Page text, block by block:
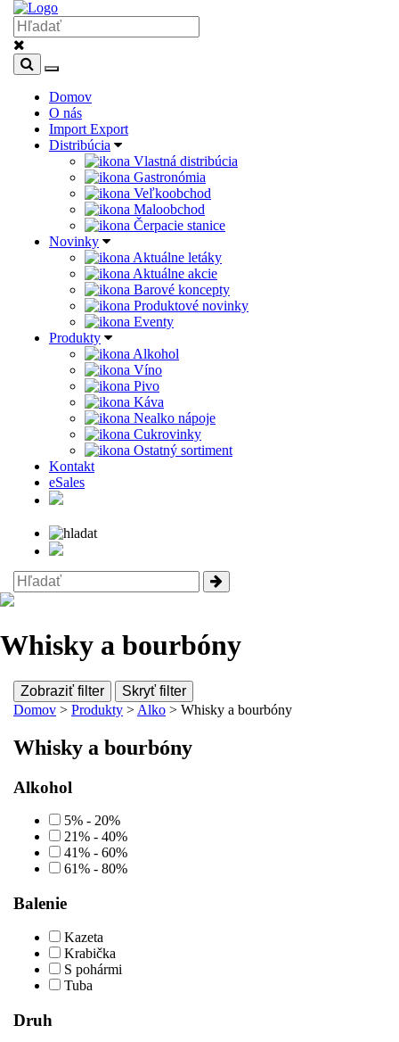
Domov
O nás
Import Export
Distribúcia
Vlastná distribúcia
Gastronómia
Veľkoobchod
Maloobchod
Čerpacie stanice
Novinky
Aktuálne letáky
Aktuálne akcie
Barové koncepty
Produktové novinky
Eventy
Produkty
Alkohol
Víno
Pivo
Káva
Nealko nápoje
Cukrovinky
Ostatný sortiment
Kontakt
eSales
Whisky a bourbóny
Zobraziť filter
Skryť filter
Domov > Produkty > Alko > Whisky a bourbóny
Whisky a bourbóny
Alkohol
5% - 20%
21% - 40%
41% - 60%
61% - 80%
Balenie
Kazeta
Krabička
S pohármi
Tuba
Druh